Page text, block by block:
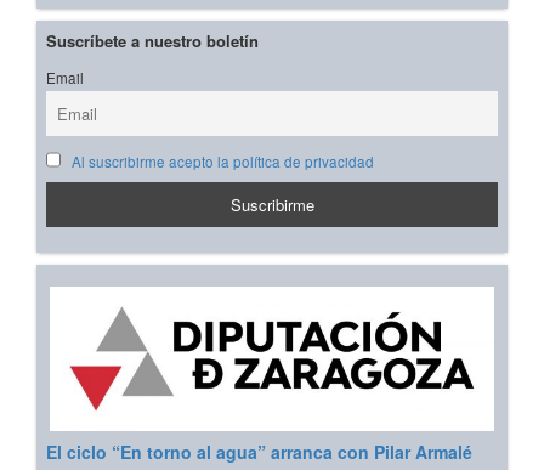
Suscríbete a nuestro boletín
Email
Al suscribirme acepto la política de privacidad
El ciclo “En torno al agua” arranca con Pilar Armalé